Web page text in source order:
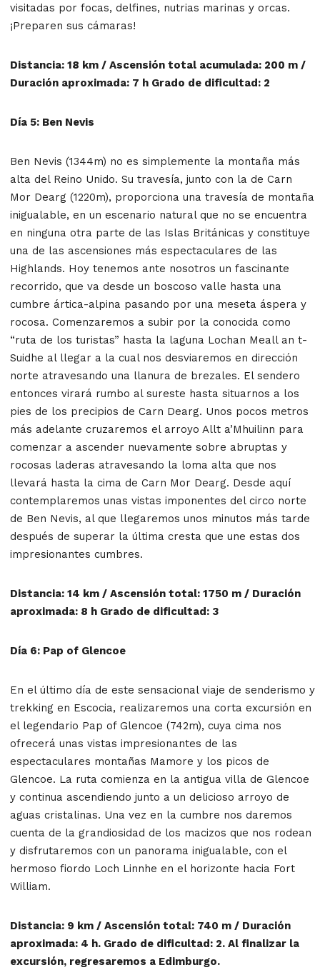
visitadas por focas, delfines, nutrias marinas y orcas.
¡Preparen sus cámaras!
Distancia: 18 km / Ascensión total acumulada: 200 m /
Duración aproximada: 7 h Grado de dificultad: 2
Día 5: Ben Nevis
Ben Nevis (1344m) no es simplemente la montaña más
alta del Reino Unido. Su travesía, junto con la de Carn
Mor Dearg (1220m), proporciona una travesía de montaña
inigualable, en un escenario natural que no se encuentra
en ninguna otra parte de las Islas Británicas y constituye
una de las ascensiones más espectaculares de las
Highlands. Hoy tenemos ante nosotros un fascinante
recorrido, que va desde un boscoso valle hasta una
cumbre ártica-alpina pasando por una meseta áspera y
rocosa. Comenzaremos a subir por la conocida como
“ruta de los turistas” hasta la laguna Lochan Meall an t-
Suidhe al llegar a la cual nos desviaremos en dirección
norte atravesando una llanura de brezales. El sendero
entonces virará rumbo al sureste hasta situarnos a los
pies de los precipios de Carn Dearg. Unos pocos metros
más adelante cruzaremos el arroyo Allt a’Mhuilinn para
comenzar a ascender nuevamente sobre abruptas y
rocosas laderas atravesando la loma alta que nos
llevará hasta la cima de Carn Mor Dearg. Desde aquí
contemplaremos unas vistas imponentes del circo norte
de Ben Nevis, al que llegaremos unos minutos más tarde
después de superar la última cresta que une estas dos
impresionantes cumbres.
Distancia: 14 km / Ascensión total: 1750 m / Duración
aproximada: 8 h Grado de dificultad: 3
Día 6: Pap of Glencoe
En el último día de este sensacional viaje de senderismo y
trekking en Escocia, realizaremos una corta excursión en
el legendario Pap of Glencoe (742m), cuya cima nos
ofrecerá unas vistas impresionantes de las
espectaculares montañas Mamore y los picos de
Glencoe. La ruta comienza en la antigua villa de Glencoe
y continua ascendiendo junto a un delicioso arroyo de
aguas cristalinas. Una vez en la cumbre nos daremos
cuenta de la grandiosidad de los macizos que nos rodean
y disfrutaremos con un panorama inigualable, con el
hermoso fiordo Loch Linnhe en el horizonte hacia Fort
William.
Distancia: 9 km / Ascensión total: 740 m / Duración
aproximada: 4 h. Grado de dificultad: 2. Al finalizar la
excursión, regresaremos a Edimburgo.